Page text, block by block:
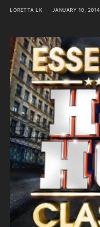
LORETTA LK JANUARY 10, 2014